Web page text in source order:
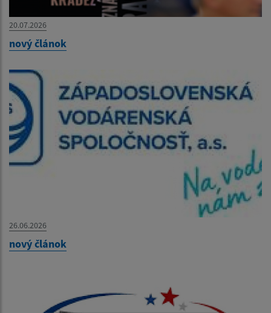
20.07.2026
nový článok
26.06.2026
nový článok